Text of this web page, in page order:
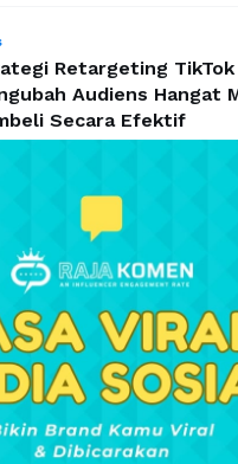
Retargeting
Audiens Hangat
Secara Efektif